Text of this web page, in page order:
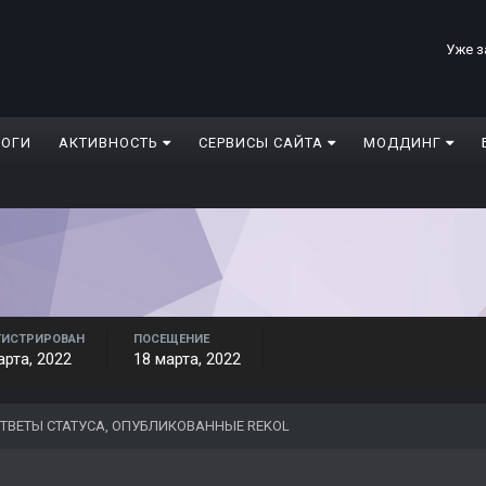
Уже
АКТИВНОСТЬ СЕРВИСЫ САЙТА МОДДИНГ
2022
ПОСЕЩЕНИЕ
18 марта, 2022
СТАТУСА, ОПУБЛИКОВАННЫЕ REKOL